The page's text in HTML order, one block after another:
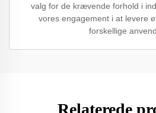
valg for de krævende forhold i
vores engagement i at levere
forskellige
Relaterede